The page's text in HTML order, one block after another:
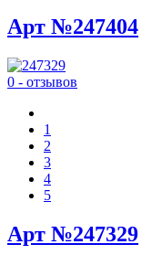
Арт №247404
0 - отзывов
1
2
3
4
5
Арт №247329